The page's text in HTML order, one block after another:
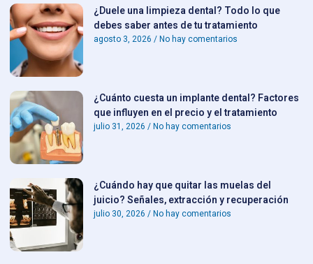
¿Duele una limpieza dental? Todo lo que
debes saber antes de tu tratamiento
agosto 3, 2026 No hay comentarios
¿Cuánto cuesta un implante dental? Factores
que influyen en el precio y el tratamiento
julio 31, 2026 No hay comentarios
¿Cuándo hay que quitar las muelas del
juicio? Señales, extracción y recuperación
julio 30, 2026 No hay comentarios